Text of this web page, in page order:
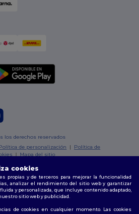
los derechos reservados
de personalización | Política de
| Mapa del sitio
|Seville |Zaragoza|Málaga |Murcia |
cookies
propias y de terceros para mejorar la funcionalidad
analizar el rendimiento del sitio web y garantizar
y personalizada, que incluye contenido adaptado,
sitio web y publicidad.
de cookies en cualquier momento. Las cookies